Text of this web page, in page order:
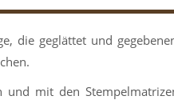
die geglättet und
mit den